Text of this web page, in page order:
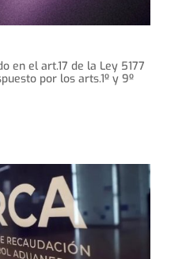
en el art.17 de la Ley 5177
por los arts.1º y 9º